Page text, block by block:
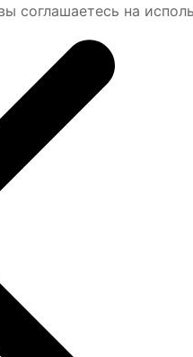
соглашаетесь на